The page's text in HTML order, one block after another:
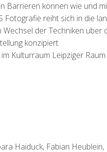
Barrieren können wie und
reiht sich in die
der Techniken über
konzipiert.
Kulturraum Leipziger
Haiduck, Fabian